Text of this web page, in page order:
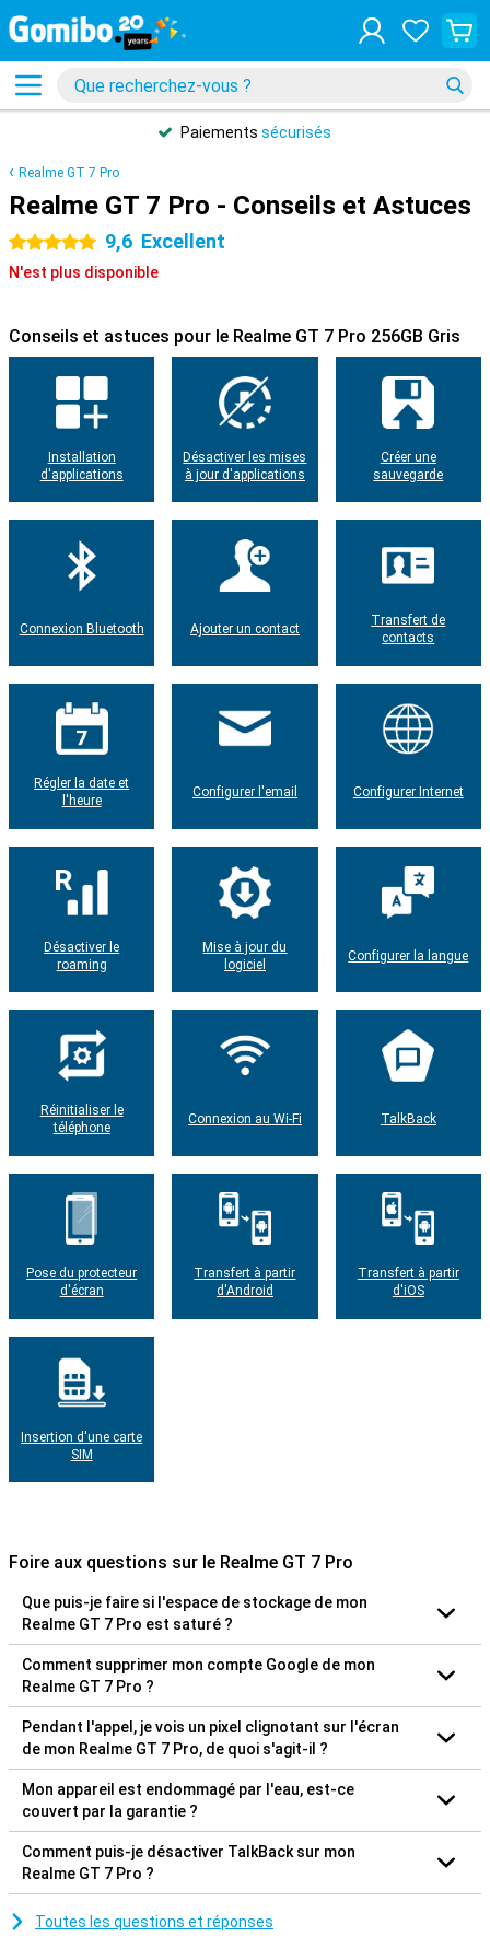
Paiements sécurisés
Realme GT 7 Pro
Realme GT 7 Pro - Conseils et Astuces
5 étoiles 9,6 Excellent
N'est plus disponible
Conseils et astuces pour le Realme GT 7 Pro 256GB Gris
Installation
d'applications
Désactiver les mises
à jour d'applications
Créer une
sauvegarde
Connexion Bluetooth Ajouter un contact
Transfert de
contacts
Régler la date et
l'heure
Configurer l'email Configurer Internet
Désactiver le
roaming
Mise à jour du
logiciel
Configurer la langue
Réinitialiser le
téléphone
Connexion au Wi-Fi TalkBack
Pose du protecteur
d'écran
Transfert à partir
d'Android
Transfert à partir
d'iOS
Insertion d'une carte
SIM
Foire aux questions sur le Realme GT 7 Pro
Que puis-je faire si l'espace de stockage de mon
Realme GT 7 Pro est saturé ?
Comment supprimer mon compte Google de mon
Realme GT 7 Pro ?
Pendant l'appel, je vois un pixel clignotant sur l'écran
de mon Realme GT 7 Pro, de quoi s'agit-il ?
Mon appareil est endommagé par l'eau, est-ce
couvert par la garantie ?
Comment puis-je désactiver TalkBack sur mon
Realme GT 7 Pro ?
Toutes les questions et réponses